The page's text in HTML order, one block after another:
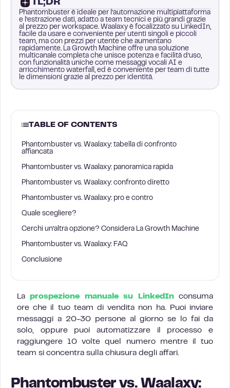
TL;DR
Phantombuster è ideale per l’automazione multipiattaforma
e l’estrazione dati, adatto a team tecnici e più grandi grazie
al prezzo per workspace. Waalaxy è focalizzato su LinkedIn,
facile da usare e conveniente per utenti singoli e piccoli
team, ma con prezzi per utente che aumentano
rapidamente. La Growth Machine offre una soluzione
multicanale completa che unisce potenza e facilità d’uso,
con funzionalità uniche come messaggi vocali AI e
arricchimento waterfall, ed è conveniente per team di tutte
le dimensioni grazie al prezzo per identità.
TABLE OF CONTENTS
Phantombuster vs. Waalaxy: tabella di confronto
affiancata
Phantombuster vs. Waalaxy: panoramica rapida
Phantombuster vs. Waalaxy: confronto diretto
Phantombuster vs. Waalaxy: pro e contro
Quale scegliere?
Cerchi un’altra opzione? Considera La Growth Machine
Phantombuster vs. Waalaxy: FAQ
Conclusione
Laprospezione manuale su LinkedInconsuma
ore che il tuo team di vendita non ha. Puoi inviare
messaggi a 20-30 persone al giorno se lo fai da
solo, oppure puoi automatizzare il processo e
raggiungere 10 volte quel numero mentre il tuo
team si concentra sulla chiusura degli affari.
Phantombuster vs. Waalaxy: